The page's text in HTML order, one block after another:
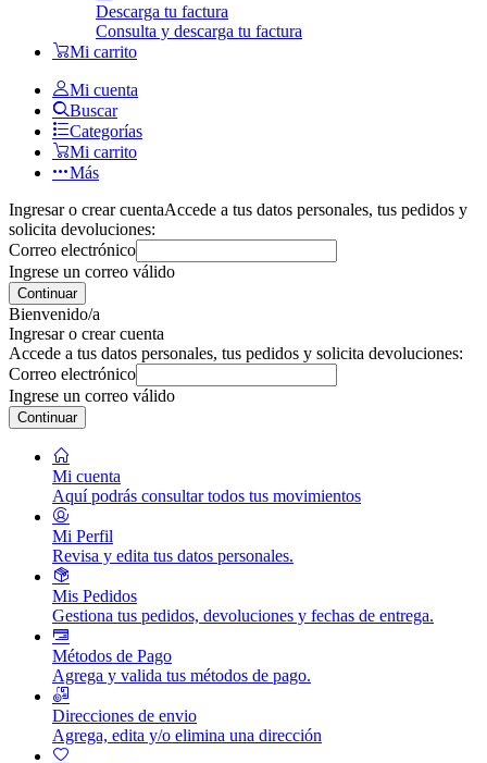
Descarga tu factura
Consulta y descarga tu factura
Mi carrito
Mi cuenta
Buscar
Categorías
Mi carrito
Más
Ingresar o crear cuentaAccede a tus datos personales, tus pedidos y
solicita devoluciones:
Correo electrónico
Ingrese un correo válido
Continuar
Bienvenido/a
Ingresar o crear cuenta
Accede a tus datos personales, tus pedidos y solicita devoluciones:
Correo electrónico
Ingrese un correo válido
Continuar
Mi cuenta
Aquí podrás consultar todos tus movimientos
Mi Perfil
Revisa y edita tus datos personales.
Mis Pedidos
Gestiona tus pedidos, devoluciones y fechas de entrega.
Métodos de Pago
Agrega y valida tus métodos de pago.
Direcciones de envio
Agrega, edita y/o elimina una dirección